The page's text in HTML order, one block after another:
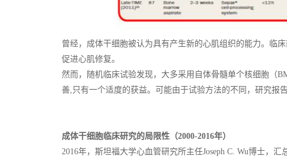
曾经，成体干细胞被认为具有产生新的心肌组织的能力。临
促进心肌修复。
然而，随机临床试验发现，大多采用自体骨髓单个核细胞（
善,只有一个适度的获益。可能由于试验方法的不同，研究报
成体干细胞临床研究的局限性（2000-2016年）
2016年，斯坦福大学心血管研究所主任Joseph C. Wu博士，汇